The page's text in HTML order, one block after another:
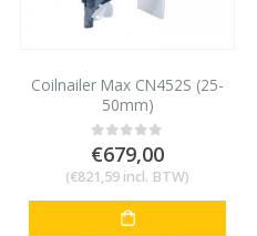
Coilnailer Max CN452S (25-
50mm)
0out of 5
€679,00
(€821,59 incl. BTW)